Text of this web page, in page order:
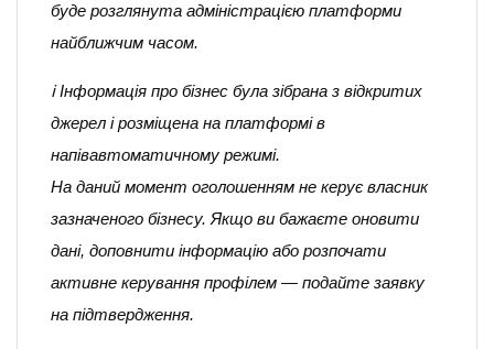
буде розглянута адміністрацією платформи
найближчим часом.
ℹ️ Інформація про бізнес була зібрана з відкритих
джерел і розміщена на платформі в
напівавтоматичному режимі.
На даний момент оголошенням не керує власник
зазначеного бізнесу. Якщо ви бажаєте оновити
дані, доповнити інформацію або розпочати
активне керування профілем — подайте заявку
на підтвердження.